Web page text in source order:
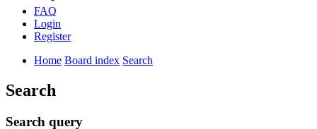
FAQ
Login
Register
Home Board index Search
Search
Search query